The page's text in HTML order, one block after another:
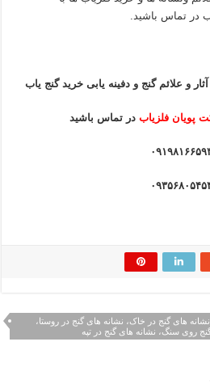
در تماس باشید.
و علائم گنج و دفینه یابی خرید گنج یاب
پویان فلزیاب در تماس باشید
های گنج در خاک، نشانه های گنج در روستا،
روی سنگ، نشانه های گنج در تپه